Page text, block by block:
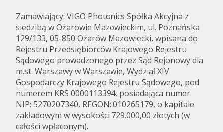
Zamawiający: VIGO Photonics Spółka Akcyjna z
siedzibą w Ożarowie Mazowieckim, ul. Poznańska
129/133, 05-850 Ożarów Mazowiecki, wpisana do
Rejestru Przedsiębiorców Krajowego Rejestru
Sądowego prowadzonego przez Sąd Rejonowy dla
m.st. Warszawy w Warszawie, Wydział XIV
Gospodarczy Krajowego Rejestru Sądowego, pod
numerem KRS 0000113394, posiadająca numer
NIP: 5270207340, REGON: 010265179, o kapitale
zakładowym w wysokości 729.000,00 złotych (w
całości wpłaconym).